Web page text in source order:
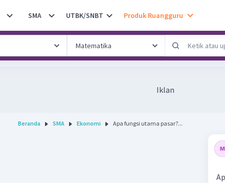
SMA UTBK/SNBT Produk Ruangguru
Iklan
Beranda SMA Ekonomi Apa fungsi utama pasar?...